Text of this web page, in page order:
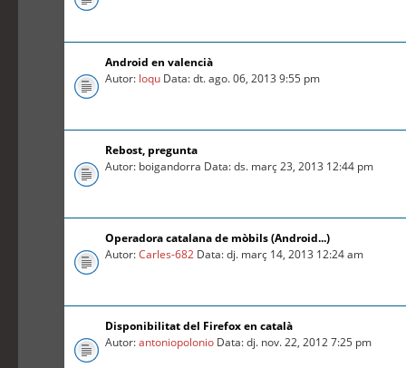
Android en valencià
Autor: loqu Data: dt. ago. 06, 2013 9:55 pm
Rebost, pregunta
Autor: boigandorra Data: ds. març 23, 2013 12:44 pm
Operadora catalana de mòbils (Android...)
Autor:Carles-682 Data: dj. març 14, 2013 12:24 am
Disponibilitat del Firefox en català
Autor:antoniopolonio Data: dj. nov. 22, 2012 7:25 pm